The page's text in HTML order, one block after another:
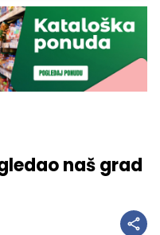
naš grad